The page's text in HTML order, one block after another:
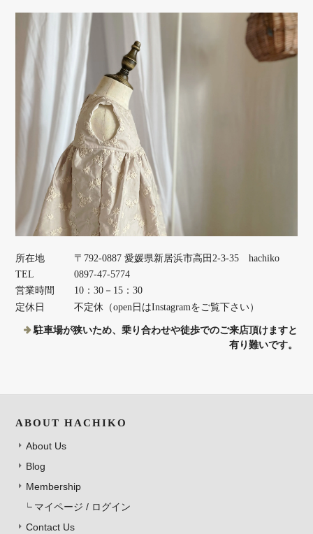
所在地
〒792-0887 愛媛県新居浜市高田2-3-35 hachiko
TEL
0897-47-5774
営業時間
10：30－15：30
定休日
不定休（open日はInstagramをご覧下さい）
駐車場が狭いため、乗り合わせや徒歩でのご来店頂けますと
有り難いです。
ABOUT HACHIKO
About Us
Blog
Membership
マイページ / ログイン
Contact Us